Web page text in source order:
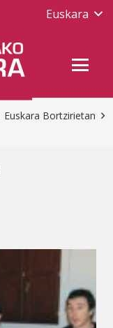
Euskara
Euskara Bortzirietan